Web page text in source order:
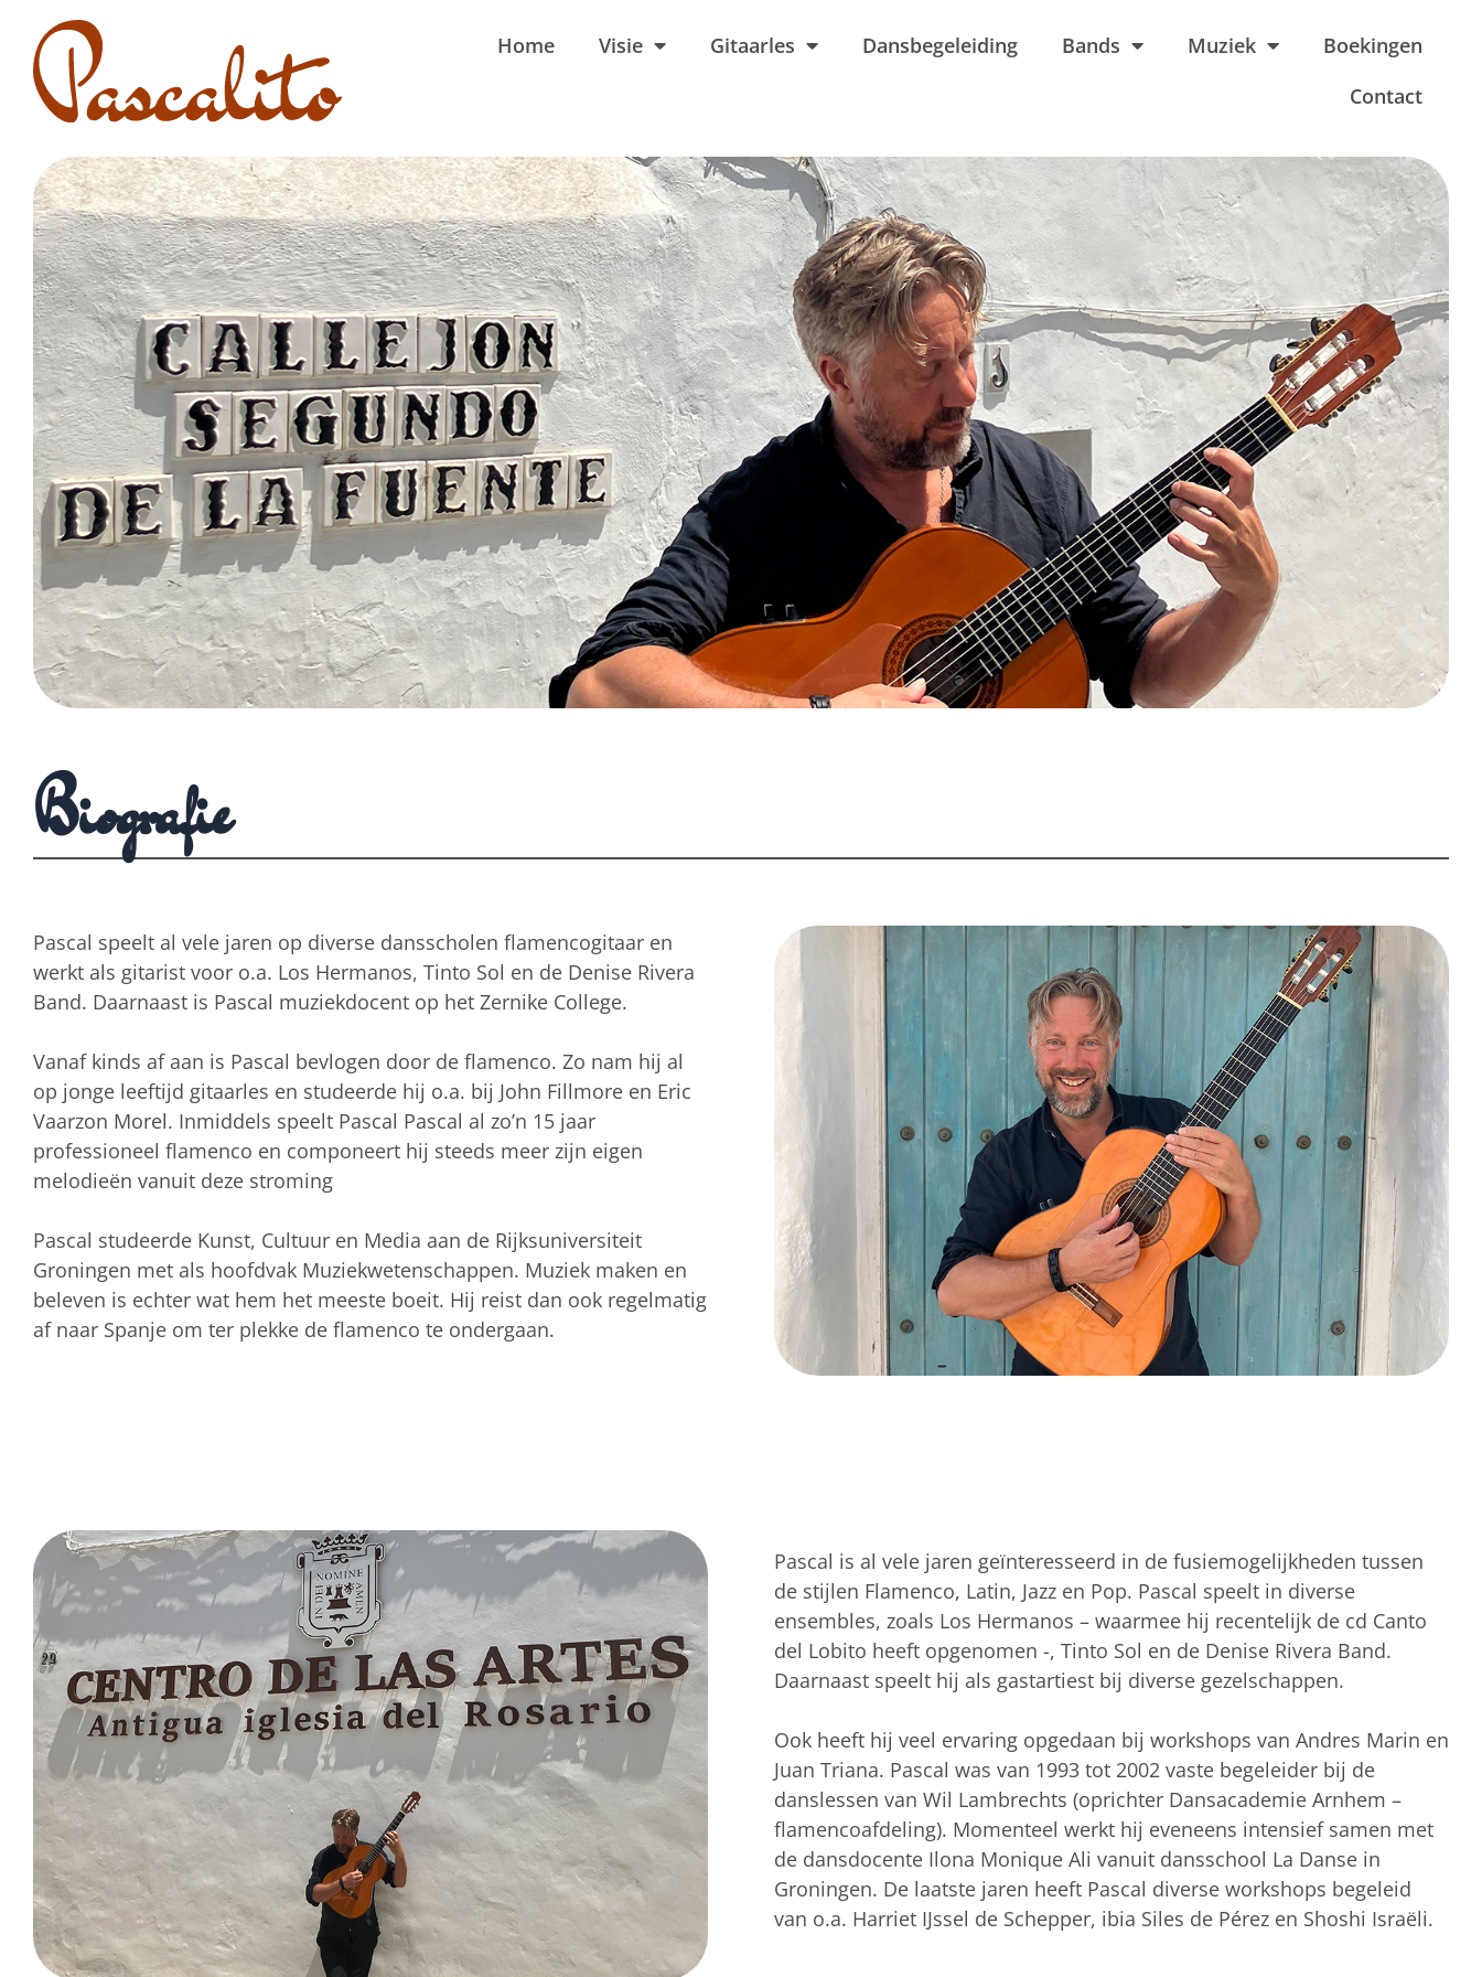
Home Visie Gitaarles Dansbegeleiding Bands Muziek
Boekingen
Contact
Biografie
Pascal speelt al vele jaren op diverse dansscholen flamencogitaar en
werkt als gitarist voor o.a. Los Hermanos, Tinto Sol en de Denise Rivera
Band. Daarnaast is Pascal muziekdocent op het Zernike College.
Vanaf kinds af aan is Pascal bevlogen door de flamenco. Zo nam hij al
op jonge leeftijd gitaarles en studeerde hij o.a. bij John Fillmore en Eric
Vaarzon Morel. Inmiddels speelt Pascal Pascal al zo’n 15 jaar
professioneel flamenco en componeert hij steeds meer zijn eigen
melodieën vanuit deze stroming
Pascal studeerde Kunst, Cultuur en Media aan de Rijksuniversiteit
Groningen met als hoofdvak Muziekwetenschappen. Muziek maken en
beleven is echter wat hem het meeste boeit. Hij reist dan ook regelmatig
af naar Spanje om ter plekke de flamenco te ondergaan.
Pascal is al vele jaren geïnteresseerd in de fusiemogelijkheden tussen
de stijlen Flamenco, Latin, Jazz en Pop. Pascal speelt in diverse
ensembles, zoals Los Hermanos – waarmee hij recentelijk de cd Canto
del Lobito heeft opgenomen -, Tinto Sol en de Denise Rivera Band.
Daarnaast speelt hij als gastartiest bij diverse gezelschappen.
Ook heeft hij veel ervaring opgedaan bij workshops van Andres Marin en
Juan Triana. Pascal was van 1993 tot 2002 vaste begeleider bij de
danslessen van Wil Lambrechts (oprichter Dansacademie Arnhem –
flamencoafdeling). Momenteel werkt hij eveneens intensief samen met
de dansdocente Ilona Monique Ali vanuit dansschool La Danse in
Groningen. De laatste jaren heeft Pascal diverse workshops begeleid
van o.a. Harriet IJssel de Schepper, ibia Siles de Pérez en Shoshi Israëli.